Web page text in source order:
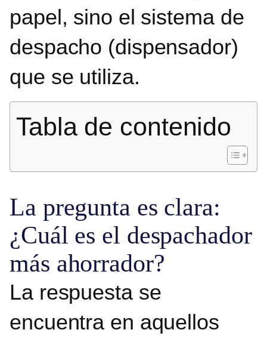
papel, sino el sistema de
despacho (dispensador)
que se utiliza.
Tabla de contenido
La pregunta es clara:
¿Cuál es el despachador
más ahorrador?
La respuesta se
encuentra en aquellos